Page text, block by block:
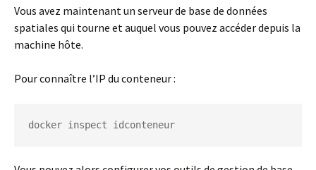
Vous avez maintenant un serveur de base de données
spatiales qui tourne et auquel vous pouvez accéder depuis la
machine hôte.
Pour connaître l’IP du conteneur :
docker inspect idconteneur